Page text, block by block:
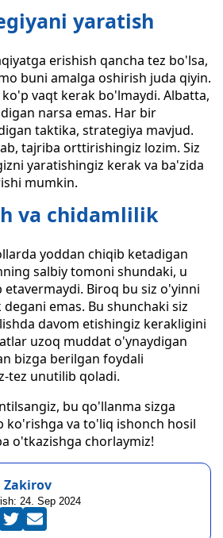
yaratish
erishish qancha tez bo'lsa,
buni amalga oshirish juda qiyin.
vaqt kerak bo'lmaydi. Albatta,
narsa emas. Har bir
taktika, strategiya mavjud.
tajriba orttirishingiz lozim. Siz
yaratishingiz kerak va ba'zida
mumkin.
va chidamlilik
yoddan chiqib ketadigan
salbiy tomoni shundaki, u
Biroq bu siz o'yinni
emas. Bu shunchaki siz
davom etishingiz kerakligini
uzoq muddat o'ynaydigan
bizga berilgan foydali
tez unutilib qoladi.
bu qo'llanma sizga
ko'rishga va to'liq ishonch hosil
o'tkazishga chorlaymiz!
Zakirov
24. Sep 2024